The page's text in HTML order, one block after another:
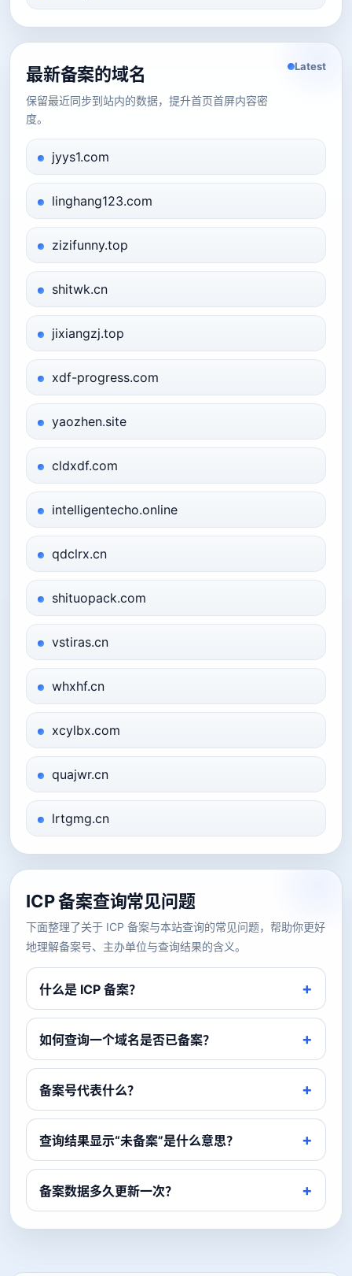
最新备案的域名
保留最近同步到站内的数据，提升首页首屏内容密
度。
Latest
jyys1.com
linghang123.com
zizifunny.top
shitwk.cn
jixiangzj.top
xdf-progress.com
yaozhen.site
cldxdf.com
intelligentecho.online
qdclrx.cn
shituopack.com
vstiras.cn
whxhf.cn
xcylbx.com
quajwr.cn
lrtgmg.cn
ICP 备案查询常见问题
下面整理了关于 ICP 备案与本站查询的常见问题，帮助你更好
地理解备案号、主办单位与查询结果的含义。
什么是 ICP 备案？
如何查询一个域名是否已备案？
备案号代表什么？
查询结果显示“未备案”是什么意思？
备案数据多久更新一次？